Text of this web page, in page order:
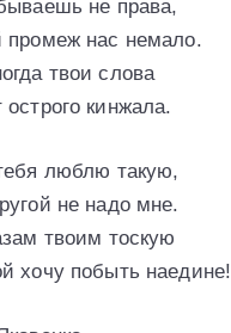
не права,
промеж нас немало.
твои слова
кинжала.
люблю такую,
не надо мне.
твоим тоскую
хочу побыть наедине!